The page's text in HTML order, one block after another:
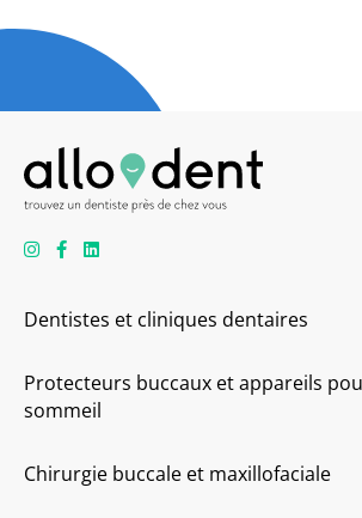
Dentistes et cliniques dentaires
Protecteurs buccaux et appareils
sommeil
Chirurgie buccale et maxillofaciale